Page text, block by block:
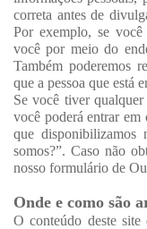
correta antes de
Por exemplo, se
você por meio do
Também poderemos
que a pessoa que está
Se você tiver
você poderá entrar em
que
somos?”. Caso não
nosso formulário de
Onde e como são
O conteúdo deste